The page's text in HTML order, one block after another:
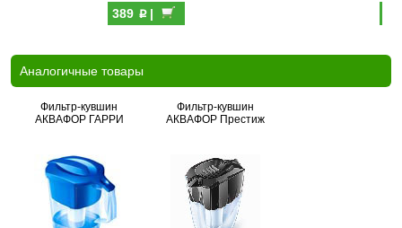
389 p|
Аналогичные товары
Фильтр-кувшин
АКВАФОР ГАРРИ
Фильтр-кувшин
АКВАФОР Престиж